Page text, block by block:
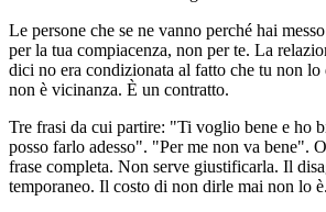
Le persone che se ne vanno perché hai
per la tua compiacenza, non per te. La
dici no era condizionata al fatto che tu non lo
non è vicinanza. È un contratto.
Tre frasi da cui partire: "Ti voglio bene e ho
posso farlo adesso". "Per me non va bene".
frase completa. Non serve giustificarla. Il
temporaneo. Il costo di non dirle mai non lo è.